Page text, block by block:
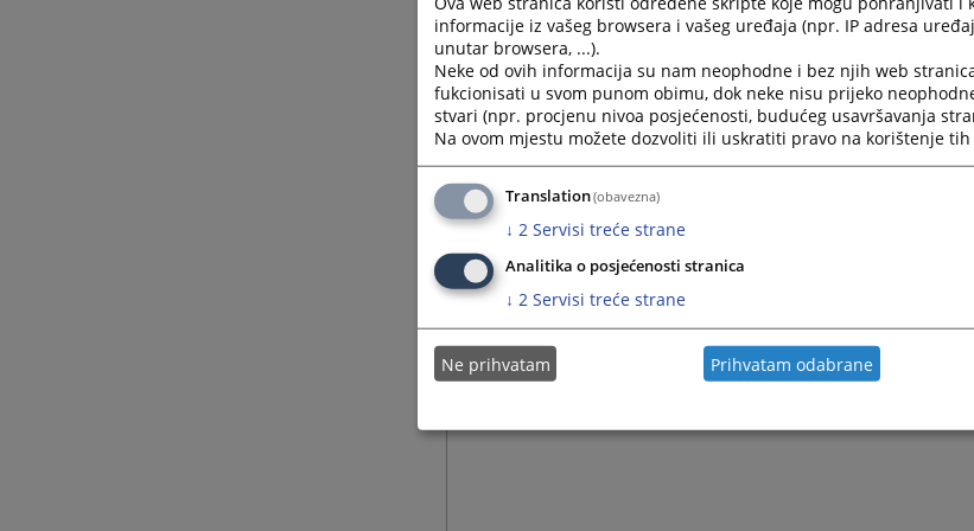
informacije iz vašeg browsera i vašeg uređaja (npr. IP adresa
unutar browsera, ...).
Neke od ovih informacija su nam neophodne i bez njih web
fukcionisati u svom punom obimu, dok neke nisu prijeko
stvari (npr. procjenu nivoa posjećenosti, budućeg usavršavanja
Na ovom mjestu možete dozvoliti ili uskratiti pravo na korištenje
Translation(obavezna)
↓ 2 Servisi treće strane
Analitika o posjećenosti stranica
↓ 2 Servisi treće strane
Ne prihvatam Prihvatam odabrane